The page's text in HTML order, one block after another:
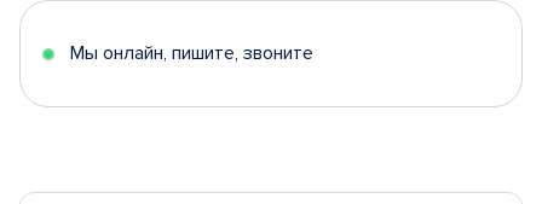
5
Мы онлайн, пишите, звоните